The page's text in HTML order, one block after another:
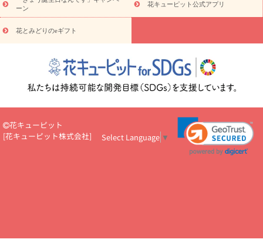
悔やみ
円～
お供え・お悔やみ・
いのマナー
定年退職祝いのマナー
お祝いを贈るときのマナー・
花キューピットのお祝いコラム一覧
誕生日のお花を「色
彩心理学」で選ぶ方法
結婚祝いの予算相場
出産祝いお役立ち情
ール
新築引っ越し祝いコラム お祝い花のマナー総まとめ
職
場上司や先輩へ贈るお祝い花の正解は？
開店祝いの花 選び方ガイ
あり)
花キューピット×専門家
CO2排出量削減 / SDGsを考える
ーン
花キューピット公式アプリ
花とみどりのeギフト
花キューピット
[花キューピット株式会社] Select Language ▼